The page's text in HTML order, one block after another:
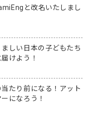
と改名いたしまし
しい日本の子どもたち
けよう！
たり前になる！アット
になろう！